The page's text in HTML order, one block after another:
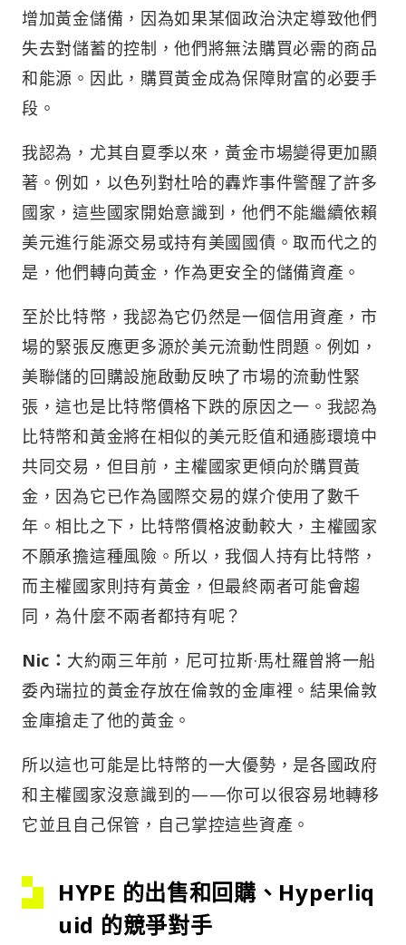
增加黃金儲備，因為如果某個政治決定導致他們
失去對儲蓄的控制，他們將無法購買必需的商品
和能源。因此，購買黃金成為保障財富的必要手
段。
我認為，尤其自夏季以來，黃金市場變得更加顯
著。例如，以色列對杜哈的轟炸事件警醒了許多
國家，這些國家開始意識到，他們不能繼續依賴
美元進行能源交易或持有美國國債。取而代之的
是，他們轉向黃金，作為更安全的儲備資產。
至於比特幣，我認為它仍然是一個信用資產，市
場的緊張反應更多源於美元流動性問題。例如，
美聯儲的回購設施啟動反映了市場的流動性緊
張，這也是比特幣價格下跌的原因之一。我認為
比特幣和黃金將在相似的美元貶值和通膨環境中
共同交易，但目前，主權國家更傾向於購買黃
金，因為它已作為國際交易的媒介使用了數千
年。相比之下，比特幣價格波動較大，主權國家
不願承擔這種風險。所以，我個人持有比特幣，
而主權國家則持有黃金，但最終兩者可能會趨
同，為什麼不兩者都持有呢？
Nic： 大約兩三年前，尼可拉斯·馬杜羅曾將一船
委內瑞拉的黃金存放在倫敦的金庫裡。結果倫敦
金庫搶走了他的黃金。
所以這也可能是比特幣的一大優勢，是各國政府
和主權國家沒意識到的——你可以很容易地轉移
它並且自己保管，自己掌控這些資產。
HYPE 的出售和回購、Hyperliq
uid 的競爭對手